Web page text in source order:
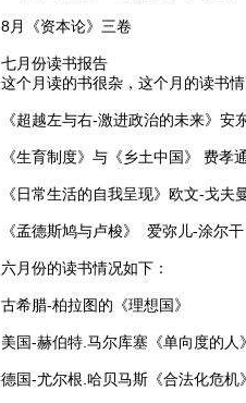
8月《资本论》三卷
七月份读书报告
这个月读的书很杂，这个月的读书
《超越左与右-激进政治的未来》安
《生育制度》与《乡土中国》 费孝
《日常生活的自我呈现》欧文-戈夫
《孟德斯鸠与卢梭》 爱弥儿-涂尔干
六月份的读书情况如下：
古希腊-柏拉图的《理想国》
美国-赫伯特.马尔库塞《单向度的人
德国-尤尔根.哈贝马斯《合法化危